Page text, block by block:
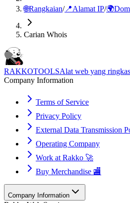
🌐Rangkaian/📍Alamat IP/🌍
Carian Whois
RAKKOTOOLSAlat web yang
Company Information
Terms of Service
Privacy Policy
External Data Transmission
Operating Company
Work at Rakko 🚀
Buy Merchandise 🏬
Company Information